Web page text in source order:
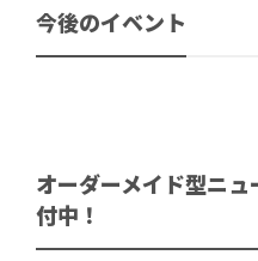
今後のイベント
オーダーメイド型ニ
付中！